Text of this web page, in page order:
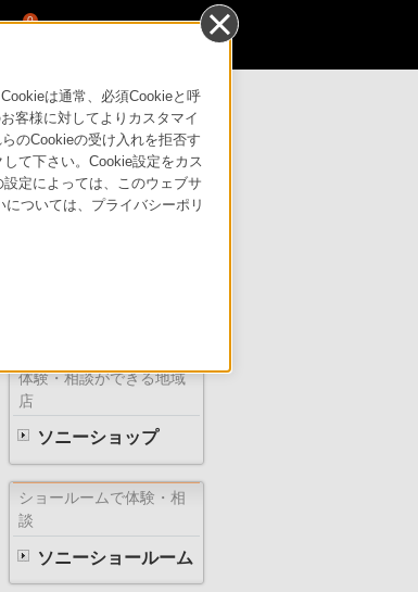
0
サポート・お問い合わせ
体験・相談ができる地域
店
ソニーショップ
ショールームで体験・相
談
ソニーショールーム
は通常、必須Cookieと呼
客様に対してよりカスタマイ
のCookieの受け入れを拒否す
て下さい。Cookie設定をカス
定によっては、このウェブサ
ついては、プライバシーポリ